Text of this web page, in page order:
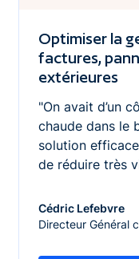
Optimiser la
factures,
extérieures
"On avait d’un
chaude dans le
solution
de réduire très
Cédric Lefebvre
Directeur Général